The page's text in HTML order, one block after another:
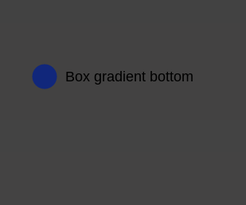
Box gradient bottom